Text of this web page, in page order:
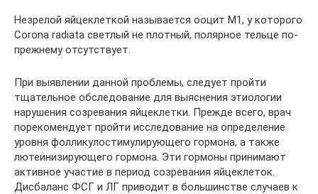
Незрелой яйцеклеткой называется ооцит М1, у которого
Corona radiata светлый не плотный, полярное тельце по-
прежнему отсутствует.
При выявлении данной проблемы, следует пройти
тщательное обследование для выяснения этиологии
нарушения созревания яйцеклетки. Прежде всего, врач
порекомендует пройти исследование на определение
уровня фолликулостимулирующего гормона, а также
лютеинизирующего гормона. Эти гормоны принимают
активное участие в период созревания яйцеклеток.
Дисбаланс ФСГ и ЛГ приводит в большинстве случаев к